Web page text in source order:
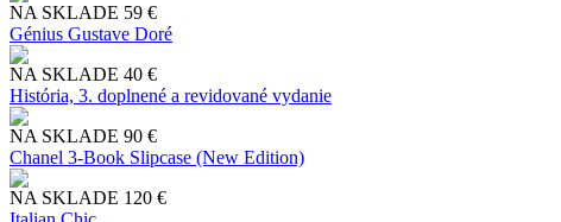
NA SKLADE 59 €
Génius Gustave Doré
NA SKLADE 40 €
História, 3. doplnené a revidované vydanie
NA SKLADE 90 €
Chanel 3-Book Slipcase (New Edition)
NA SKLADE 120 €